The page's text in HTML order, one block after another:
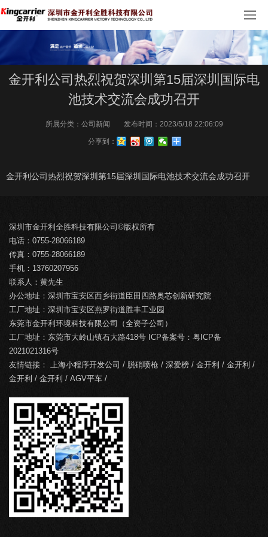
金开利公司热烈祝贺深圳第15届深圳国际电
池技术交流会成功召开
所属分类： 公司新闻 发布时间： 2023/5/18 22:06:09
分享到：
金开利公司热烈祝贺深圳第15届深圳国际电池技术交流会成功召开
深圳市金开利全胜科技有限公司©版权所有
电话：0755-28066189
传真：0755-28066189
手机：13760207956
联系人：黄先生
办公地址：深圳市宝安区西乡街道臣田四路奥芯创新研究院
工厂地址：深圳市宝安区燕罗街道胜丰工业园
东莞市金开利环境科技有限公司（全资子公司）
工厂地址：东莞市大岭山镇石大路418号 ICP备案号： 粤ICP备
2021021316号
友情链接： 上海小程序开发公司 / 脱硝喷枪 / 深爱榜 / 金开利 / 金开利 /
金开利 / 金开利 / AGV平车 /